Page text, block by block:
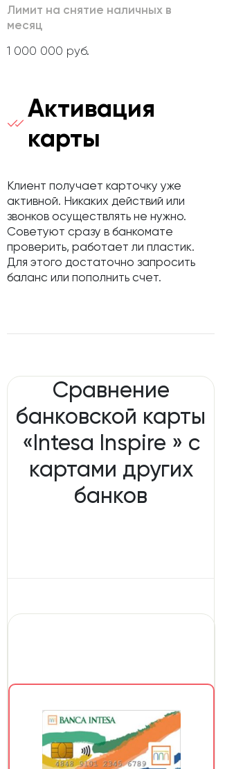
Лимит на снятие наличных в
месяц
1 000 000 руб.
Активация
карты
Клиент получает карточку уже
активной. Никаких действий или
звонков осуществлять не нужно.
Советуют сразу в банкомате
проверить, работает ли пластик.
Для этого достаточно запросить
баланс или пополнить счет.
Сравнение
банковской карты
«Intesa Inspire » с
картами других
банков